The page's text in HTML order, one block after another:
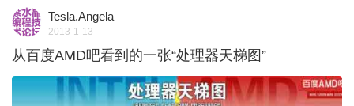
Tesla.Angela
2013-1-13
从百度AMD吧看到的一张“处理器天梯图”